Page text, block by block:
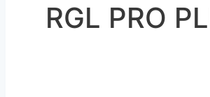
RGL PRO